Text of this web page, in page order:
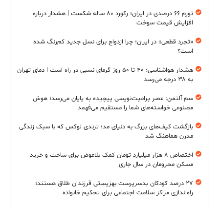
تورم ۶۶ درصدی در ایران؛ رکورد ۸۰ ساله شکست | هشدار درباره
افزایش قیمت سوخت
«تجرد قطعی» در ایران؛ چرا ازدواج برای نسل جدید کم‌رنگ شده
است؟
هشدار هواشناسی؛ ۴۰ تا ۵۰ روز گرمای نسبی در راه است | دمای تهران
به ۳۸ درجه می‌رسد
سم آلتمن: عصر پرامپت‌نویسی پیچیده به پایان می‌رسد؛ هوش
مصنوعی خواسته‌های شما را مستقیم می‌فهمد
بازگشت کیف‌های بزرگ به دنیای مد؛ ترندی لوکس که با سبک زندگی
مدرن هماهنگ شد
اختصاص ۸ هزار میلیارد تومان کمک بلاعوض برای ساخت و خرید
مسکن محرومان در سال جاری
۲۷ درصد کودکان بدسرپرست بهزیستی فرزندان طلاق هستند؛
راه‌اندازی مراکز سلامت اجتماعی برای تحکیم خانواده